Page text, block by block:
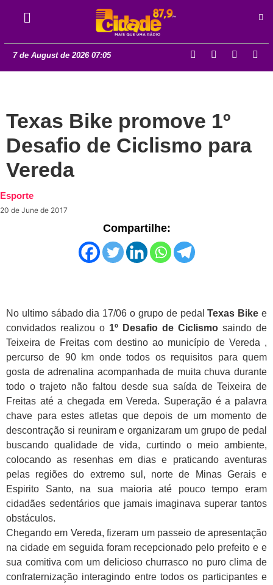
7 de August de 2026 07:05
Texas Bike promove 1º
Desafio de Ciclismo para
Vereda
Esporte
20 de June de 2017
Compartilhe:
No ultimo sábado dia 17/06 o grupo de pedalTexas Bike e
convidados realizou o 1º Desafio de Ciclismo saindo de
Teixeira de Freitas com destino ao município de Vereda ,
percurso de 90 km onde todos os requisitos para quem
gosta de adrenalina acompanhada de muita chuva durante
todo o trajeto não faltou desde sua saída de Teixeira de
Freitas até a chegada em Vereda. Superação é a palavra
chave para estes atletas que depois de um momento de
descontração si reuniram e organizaram um grupo de pedal
buscando qualidade de vida, curtindo o meio ambiente,
colocando as resenhas em dias e praticando aventuras
pelas regiões do extremo sul, norte de Minas Gerais e
Espirito Santo, na sua maioria até pouco tempo eram
cidadães sedentários que jamais imaginava superar tantos
obstáculos.
Chegando em Vereda, fizeram um passeio de apresentação
na cidade em seguida foram recepcionado pelo prefeito e e
sua comitiva com um delicioso churrasco no puro clima de
confraternização interagindo entre todos os participantes e